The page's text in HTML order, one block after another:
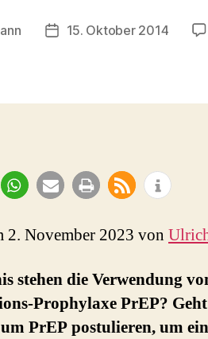
Beitragsdatum
15. Oktober 2014
2. November 2023 von
stehen die Verwendung
Prophylaxe PrEP? Geht
PrEP postulieren, um